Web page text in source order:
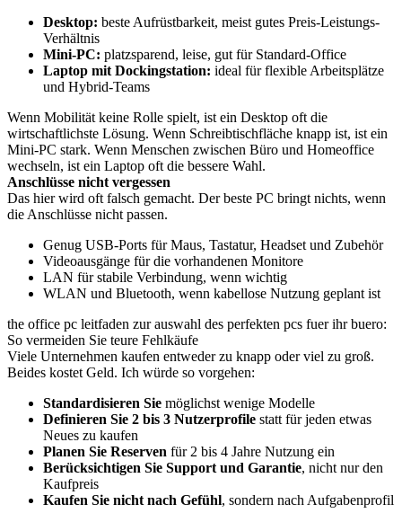
Desktop: beste Aufrüstbarkeit, meist gutes Preis-Leistungs-
Verhältnis
Mini-PC: platzsparend, leise, gut für Standard-Office
Laptop mit Dockingstation: ideal für flexible Arbeitsplätze
und Hybrid-Teams
Wenn Mobilität keine Rolle spielt, ist ein Desktop oft die
wirtschaftlichste Lösung. Wenn Schreibtischfläche knapp ist, ist ein
Mini-PC stark. Wenn Menschen zwischen Büro und Homeoffice
wechseln, ist ein Laptop oft die bessere Wahl.
Anschlüsse nicht vergessen
Das hier wird oft falsch gemacht. Der beste PC bringt nichts, wenn
die Anschlüsse nicht passen.
Genug USB-Ports für Maus, Tastatur, Headset und Zubehör
Videoausgänge für die vorhandenen Monitore
LAN für stabile Verbindung, wenn wichtig
WLAN und Bluetooth, wenn kabellose Nutzung geplant ist
the office pc leitfaden zur auswahl des perfekten pcs fuer ihr buero:
So vermeiden Sie teure Fehlkäufe
Viele Unternehmen kaufen entweder zu knapp oder viel zu groß.
Beides kostet Geld. Ich würde so vorgehen:
Standardisieren Sie möglichst wenige Modelle
Definieren Sie 2 bis 3 Nutzerprofile statt für jeden etwas
Neues zu kaufen
Planen Sie Reserven für 2 bis 4 Jahre Nutzung ein
Berücksichtigen Sie Support und Garantie, nicht nur den
Kaufpreis
Kaufen Sie nicht nach Gefühl, sondern nach Aufgabenprofil